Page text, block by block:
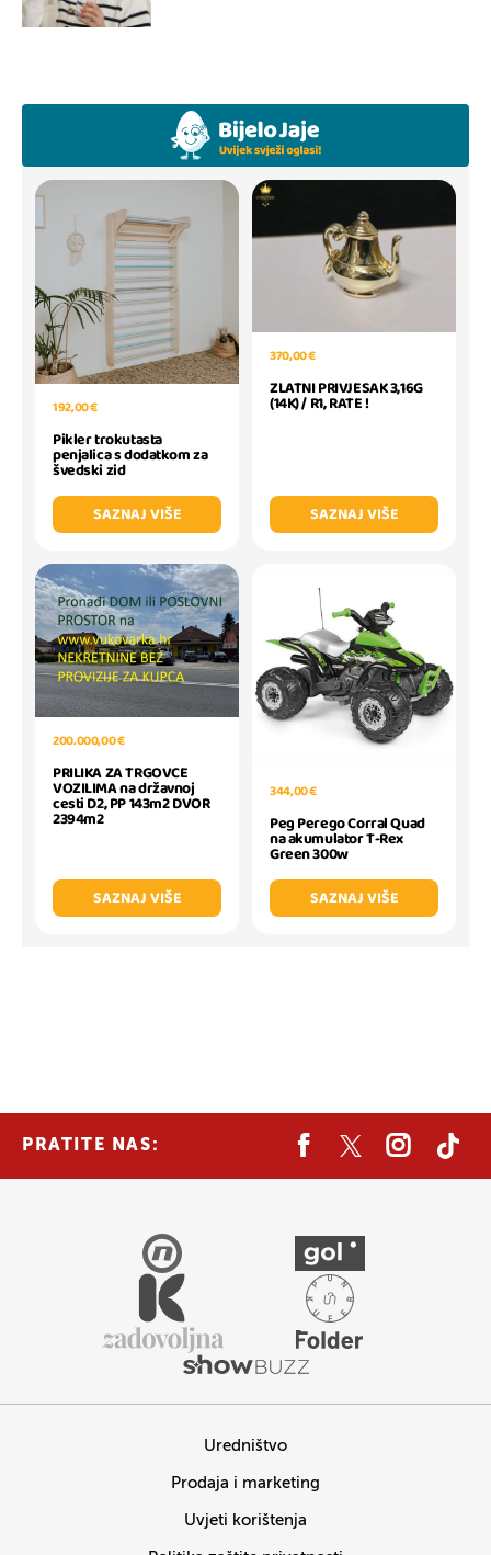
192,00 €
Pikler trokutasta
penjalica s dodatkom za
švedski zid
SAZNAJ VIŠE
370,00 €
ZLATNI PRIVJESAK 3,16G
(14K) / R1, RATE !
SAZNAJ VIŠE
200.000,00 €
PRILIKA ZA TRGOVCE
VOZILIMA na državnoj
cesti D2, PP 143m2 DVOR
2394m2
SAZNAJ VIŠE
344,00 €
Peg Perego Corral Quad
na akumulator T-Rex
Green 300w
SAZNAJ VIŠE
PRATITE NAS:
Uredništvo
Prodaja i marketing
Uvjeti korištenja